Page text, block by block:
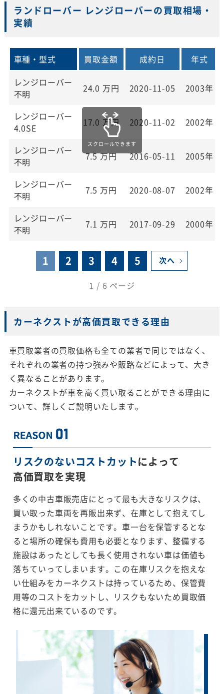
ランドローバー レンジローバーの買取相場・
実績
車種・型式 買取金額 成約日
年式
レンジローバー
不明
24.0 万円 2020-11-05 2003年
レンジローバー
4.0SE
17.0 万円 2020-11-02 2002年
レンジローバー
不明
7.5万円 2016-05-11 2005年
レンジローバー
不明
7.5 万円 2020-08-07 2002年
レンジローバー
不明
7.1 万円 2017-09-29 2000年
1 2 3 4 5 次へ
1 / 6 ページ
カーネクストが高価買取できる理由
車買取業者の買取価格も全ての業者で同じではなく、
それぞれの業者の持つ強みや販路などによって、大き
く異なることがあります。
カーネクストが車を高く買い取ることができる理由に
ついて、詳しくご説明いたします。
リスクのないコストカットによって
高価買取を実現
多くの中古車販売店にとって最も大きなリスクは、
買い取った車両を再販出来ず、在庫として抱えてし
まうかもしれないことです。車一台を保管するとな
ると場所の確保も費用も必要となります、整備する
施設はあったとしても長く使用されない車は価値も
落ちていってしまいます。この在庫リスクを抱えな
い仕組みをカーネクストは持っているため、保管費
用等のコストをカットし、リスクもないため買取価
格に還元出来ているのです。